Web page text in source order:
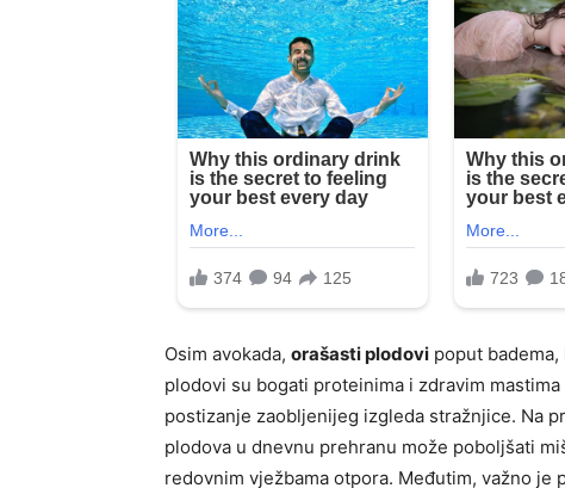
Osim avokada, orašasti plodovi poput
plodovi su bogati proteinima i zdravim
postizanje zaobljenijeg izgleda stražnjice. Na
plodova u dnevnu prehranu može poboljšati
redovnim vježbama otpora. Međutim, važno